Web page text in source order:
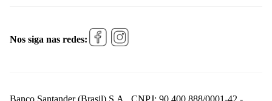
Nos siga nas redes:
Banco Santander (Brasil) S.A., CNPJ: 90.400.888/0001-42 -